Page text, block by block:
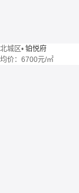
北城区• 铂悦府
均价： 6700元/㎡